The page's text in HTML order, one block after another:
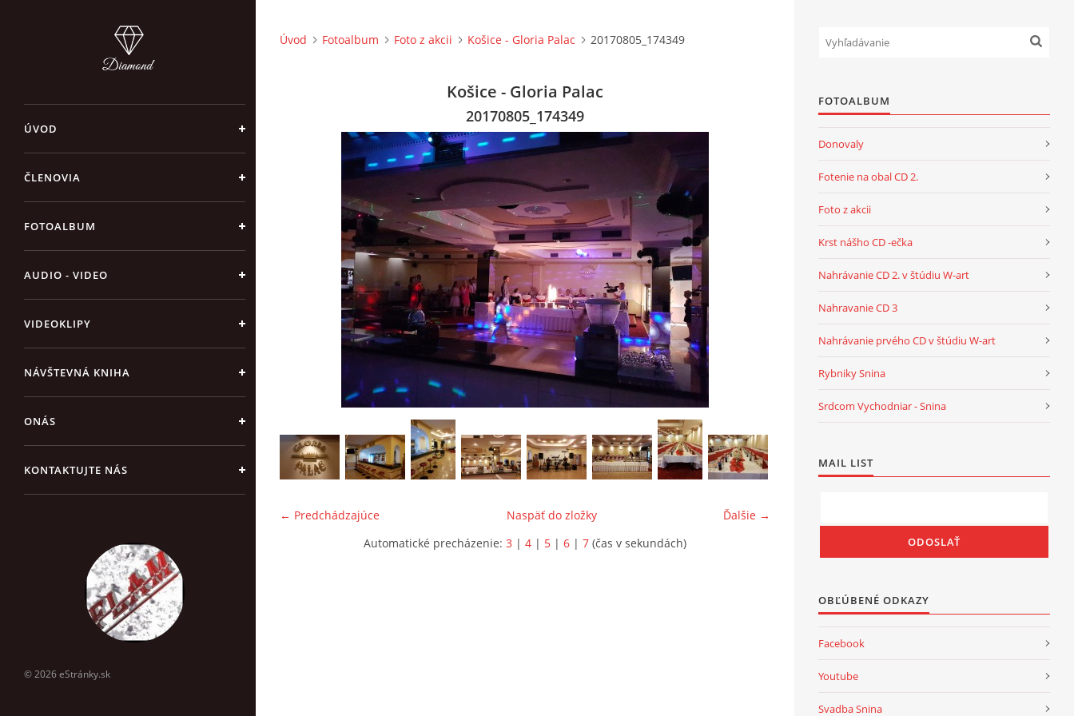
ÚVOD
ČLENOVIA
FOTOALBUM
AUDIO - VIDEO
VIDEOKLIPY
NÁVŠTEVNÁ KNIHA
ONÁS
KONTAKTUJTE NÁS
© 2026 eStránky.sk
Úvod Fotoalbum Foto z akcii Košice - Gloria Palac 20170805_174349
Košice - Gloria Palac
20170805_174349
← Predchádzajúce Ďalšie →
Naspäť do zložky
Automatické precházenie: 3 | 4 | 5 | 6 | 7 (čas v sekundách)
FOTOALBUM
Donovaly
Fotenie na obal CD 2.
Foto z akcii
Krst nášho CD -ečka
Nahrávanie CD 2. v štúdiu W-art
Nahravanie CD 3
Nahrávanie prvého CD v štúdiu W-art
Rybniky Snina
Srdcom Vychodniar - Snina
MAIL LIST
OBĽÚBENÉ ODKAZY
Facebook
Youtube
Svadba Snina